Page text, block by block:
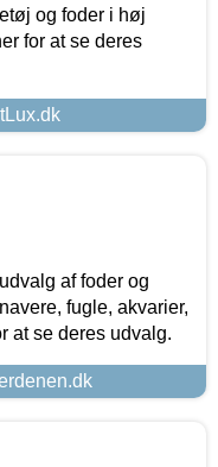
og foder i høj
for at se deres
af foder og
fugle, akvarier,
at se deres udvalg.